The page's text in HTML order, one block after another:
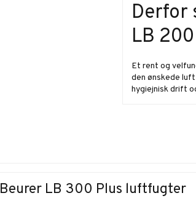
Derfor
LB
Et rent og
den ønskede
hygiejnisk drift
Beurer LB 300 Plus luftfugter